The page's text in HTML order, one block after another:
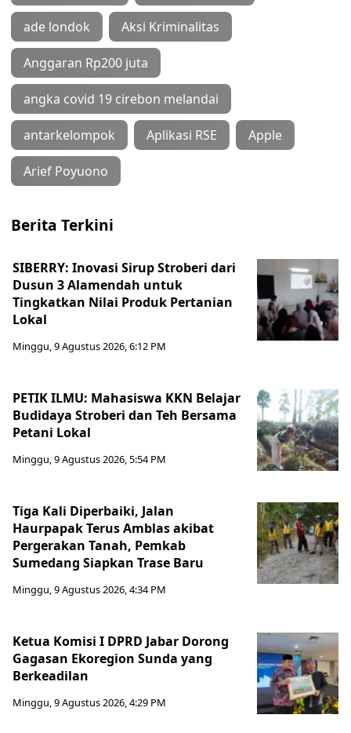
ade londok Aksi Kriminalitas
Anggaran Rp200 juta
angka covid 19 cirebon melandai
antarkelompok Aplikasi RSE Apple
Arief Poyuono
Berita Terkini
SIBERRY: Inovasi Sirup Stroberi dari
Dusun 3 Alamendah untuk
Tingkatkan Nilai Produk Pertanian
Lokal
Minggu, 9 Agustus 2026, 6:12 PM
PETIK ILMU: Mahasiswa KKN Belajar
Budidaya Stroberi dan Teh Bersama
Petani Lokal
Minggu, 9 Agustus 2026, 5:54 PM
Tiga Kali Diperbaiki, Jalan
Haurpapak Terus Amblas akibat
Pergerakan Tanah, Pemkab
Sumedang Siapkan Trase Baru
Minggu, 9 Agustus 2026, 4:34 PM
Ketua Komisi I DPRD Jabar Dorong
Gagasan Ekoregion Sunda yang
Berkeadilan
Minggu, 9 Agustus 2026, 4:29 PM